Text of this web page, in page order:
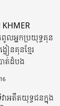
KHMER
ពូលអ្នកប្រយុទ្ធគុន
ៀនគុនខ្មែរ
ាត់ដំបង
អតីតយុទ្ធជនក្នុង